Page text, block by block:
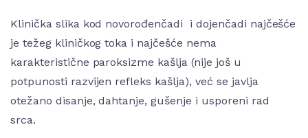
Klinička slika kod novorođenčadi i dojenčadi najčešće
je težeg kliničkog toka i najčešće nema
karakteristične paroksizme kašlja (nije još u
potpunosti razvijen refleks kašlja), već se javlja
otežano disanje, dahtanje, gušenje i usporeni rad
srca.